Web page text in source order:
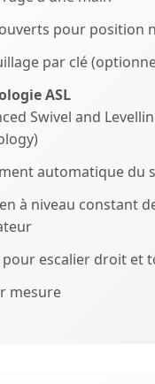
pour position
par clé
ASL
Swivel and
automatique du
à niveau constant
pour escalier droit et
mesure